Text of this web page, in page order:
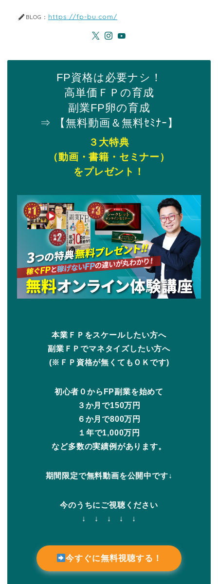
BLOG： https://fp-bu.com/
FP資格は必要ナシ！
高単価ＦＰの育成
副業FP卵の育成
⇒ 【無料動画＆無料ｾﾐﾅｰ】
３大特典
（動画・書籍・セミナー）
をプレゼント！
本業ＦＰをスケールしたい方へ
副業ＦＰでマネタイズしたい方へ
(※ＦＰ資格が無くてもＯＫです)
初心者０からFP副業を始めて
３か月で150万円
６か月で800万円
１年で1,000万円
など多数の実績例があります。
期間限定で無料動画を公開中です↓
今のうちにご視聴ください
↓ ↓ ↓ ↓ ↓
今すぐに無料視聴する！